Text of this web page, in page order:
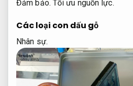
Đảm bảo. Tối ưu nguồn lực.
Các loại con dấu gỗ
Nhân sự.